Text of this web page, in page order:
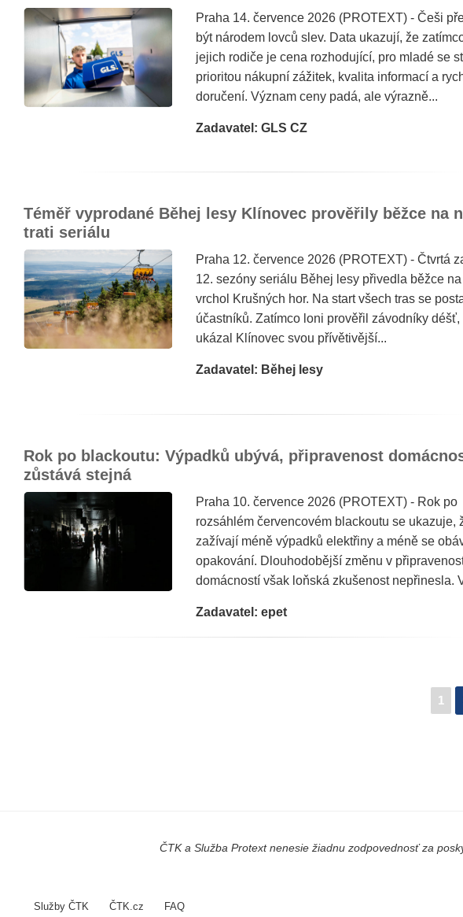
Praha 14. července 2026 (PROTEXT) - Češi
být národem lovců slev. Data ukazují, že
jejich rodiče je cena rozhodující, pro mladé se
prioritou nákupní zážitek, kvalita informací a
doručení. Význam ceny padá, ale výrazně...
Zadavatel: GLS CZ
Téměř vyprodané Běhej lesy Klínovec prověřily běžce na
trati seriálu
Praha 12. července 2026 (PROTEXT) - Čtvrtá
12. sezóny seriálu Běhej lesy přivedla běžce
vrchol Krušných hor. Na start všech tras se
účastníků. Zatímco loni prověřil závodníky déšť,
ukázal Klínovec svou přívětivější...
Zadavatel: Běhej lesy
Rok po blackoutu: Výpadků ubývá, připravenost
zůstává stejná
Praha 10. července 2026 (PROTEXT) - Rok po
rozsáhlém červencovém blackoutu se ukazuje,
zažívají méně výpadků elektřiny a méně se
opakování. Dlouhodobější změnu v
domácností však loňská zkušenost nepřinesla.
Zadavatel: epet
1
ČTK a Služba Protext nenesie žiadnu zodpovednosť za
Služby ČTK ČTK.cz FAQ